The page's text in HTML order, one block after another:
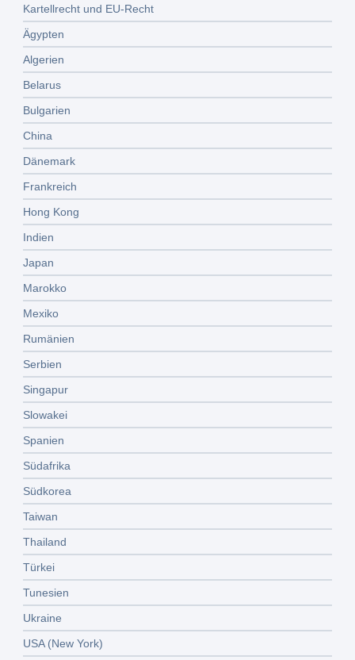
Kartellrecht und EU-Recht
Ägypten
Algerien
Belarus
Bulgarien
China
Dänemark
Frankreich
Hong Kong
Indien
Japan
Marokko
Mexiko
Rumänien
Serbien
Singapur
Slowakei
Spanien
Südafrika
Südkorea
Taiwan
Thailand
Türkei
Tunesien
Ukraine
USA (New York)